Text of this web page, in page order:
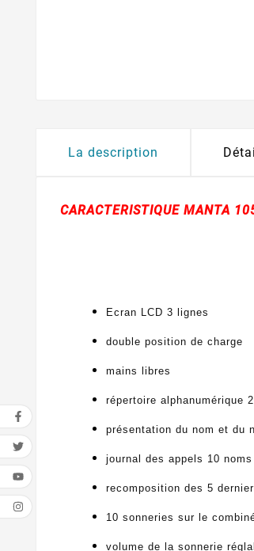
La description
CARACTERISTIQUE MANTA
Ecran LCD 3 lignes
double position de charge
mains libres
répertoire alphanumérique
présentation du nom et du
journal des appels 10 noms
recomposition des 5
10 sonneries sur le
volume de la sonnerie